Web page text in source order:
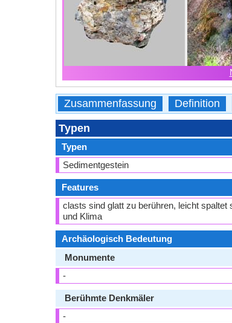
Zusammenfassung Definition
Typen
Typen
Sedimentgestein
Features
clasts sind glatt zu berühren, leicht spaltet
und Klima
Archäologisch Bedeutung
Monumente
-
Berühmte Denkmäler
-